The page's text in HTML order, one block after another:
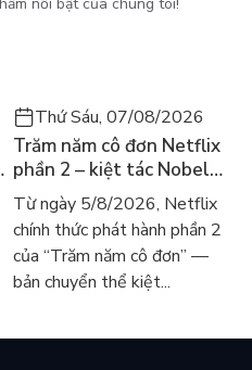
Thứ Sáu, 07/08/2026
Trăm năm cô đơn Netflix
phần 2 – kiệt tác Nobel
trở lại màn ảnh, dòng
người tìm đọc lại García
Márquez
Từ ngày 5/8/2026, Netflix
chính thức phát hành phần 2
của “Trăm năm cô đơn” —
bản chuyển thể kiệt...